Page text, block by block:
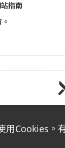
用Cookies。
指南